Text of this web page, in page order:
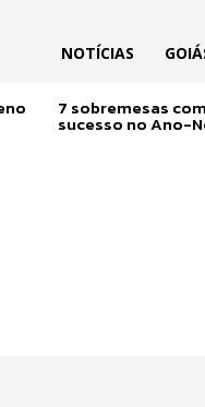
NOTÍCIAS
7 sobremesas
sucesso no Ano-